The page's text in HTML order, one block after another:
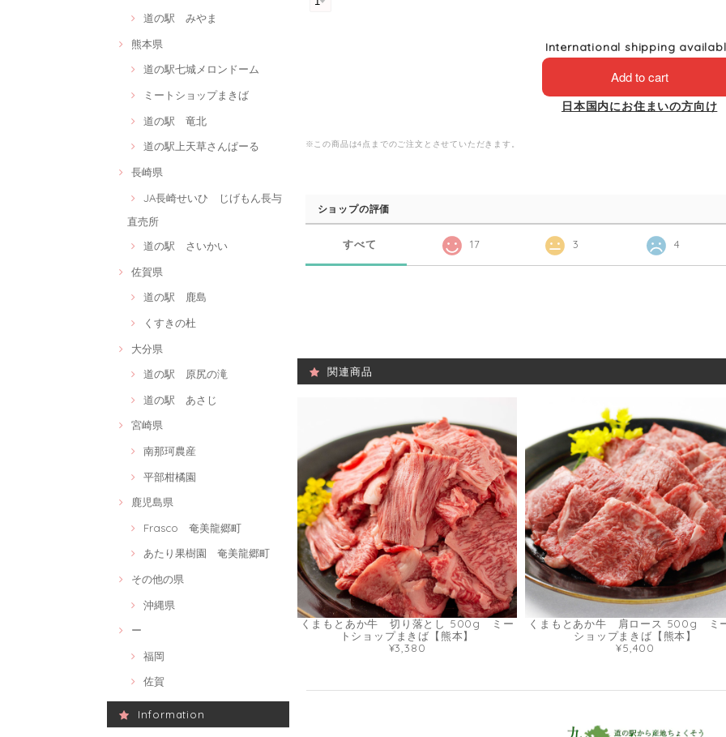
道の駅 みやま
熊本県
道の駅七城メロンドーム
ミートショップまきば
道の駅 竜北
道の駅上天草さんぱーる
長崎県
JA長崎せいひ じげもん長与
直売所
道の駅 さいかい
佐賀県
道の駅 鹿島
くすきの杜
大分県
道の駅 原尻の滝
道の駅 あさじ
宮崎県
南那珂農産
平部柑橘園
鹿児島県
Frasco 奄美龍郷町
あたり果樹園 奄美龍郷町
その他の県
沖縄県
ー
福岡
佐賀
Information
International shipping
Add to cart
日本国内にお住まいの方向け
※この商品は4点までのご注文とさせていただきます。
ショップの評価
すべて 17 3 4
関連商品
くまもとあか牛 切り落とし 500g ミー
トショップまきば【熊本】
¥3,380
くまもとあか牛 肩ロース 500g ミ
ショップまきば【熊本】
¥5,400